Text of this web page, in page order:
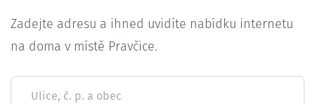
Zadejte adresu a ihned uvidíte nabídku internetu
na doma v místě Pravčice.
Ulice, č. p. a obec